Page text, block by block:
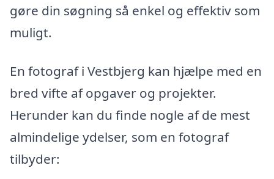
gøre din søgning så enkel og effektiv som
muligt.
En fotograf i Vestbjerg kan hjælpe med en
bred vifte af opgaver og projekter.
Herunder kan du finde nogle af de mest
almindelige ydelser, som en fotograf
tilbyder: